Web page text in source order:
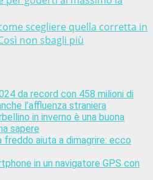
scegliere quella corretta in
non sbagli più
da record con 458 milioni di
l’affluenza straniera
in inverno è una buona
sapere
freddo aiuta a dimagrire: ecco
in un navigatore GPS con